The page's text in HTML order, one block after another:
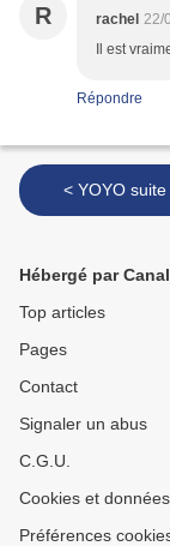
R rachel 22/
Il est
Répondre
< YOYO
Hébergé par
Top articles
Pages
Contact
Signaler un abus
C.G.U.
Cookies et
Préférences